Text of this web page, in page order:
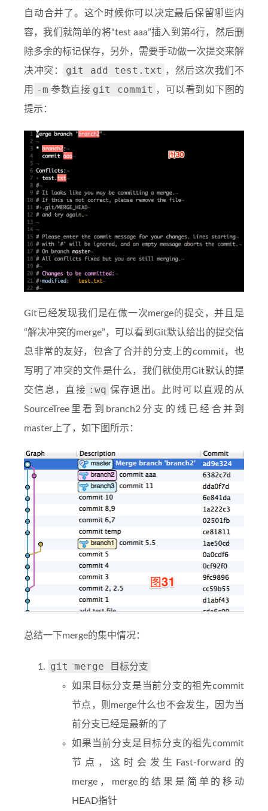
自动合并了。这个时候你可以决定最后保留哪些内
容，我们就简单的将“test aaa”插入到第4行，然后删
除多余的标记保存，另外，需要手动做一次提交来解
决冲突：
git add test.txt ，然后这次我们不
用
-m 参数直接 git commit ，可以看到如下图的
提示：
Git已经发现我们是在做一次merge的提交，并且是
“解决冲突的merge”，可以看到Git默认给出的提交信
息非常的友好，包含了合并的分支上的commit，也
写明了冲突的文件是什么，我们就使用Git默认的提
交信息，直接 :wq 保存退出。此时可以直观的从
SourceTree里看到branch2分支的线已经合并到
master上了，如下图所示：
总结一下merge的集中情况：
git merge 目标分支
如果目标分支是当前分支的祖先commit
节点，则merge什么也不会发生，因为当
前分支已经是最新的了
如果当前分支是目标分支的祖先commit
节点，这时会发生Fast-forward的
merge，merge的结果是简单的移动
HEAD指针